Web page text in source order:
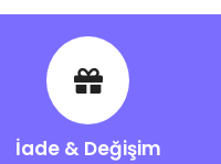
İade & Değişim